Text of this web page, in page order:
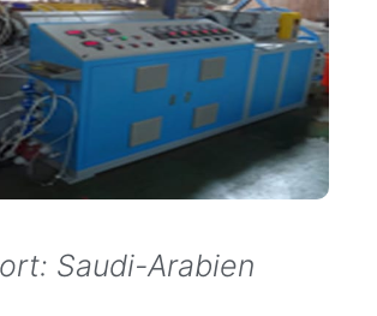
Saudi-Arabien